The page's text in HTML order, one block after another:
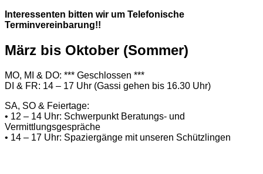
Interessenten bitten wir um Telefonische
Terminvereinbarung!!
März bis Oktober (Sommer)
MO, MI & DO: *** Geschlossen ***
DI & FR: 14 – 17 Uhr (Gassi gehen bis 16.30 Uhr)
SA, SO & Feiertage:
• 12 – 14 Uhr: Schwerpunkt Beratungs- und
Vermittlungsgespräche
• 14 – 17 Uhr: Spaziergänge mit unseren Schützlingen